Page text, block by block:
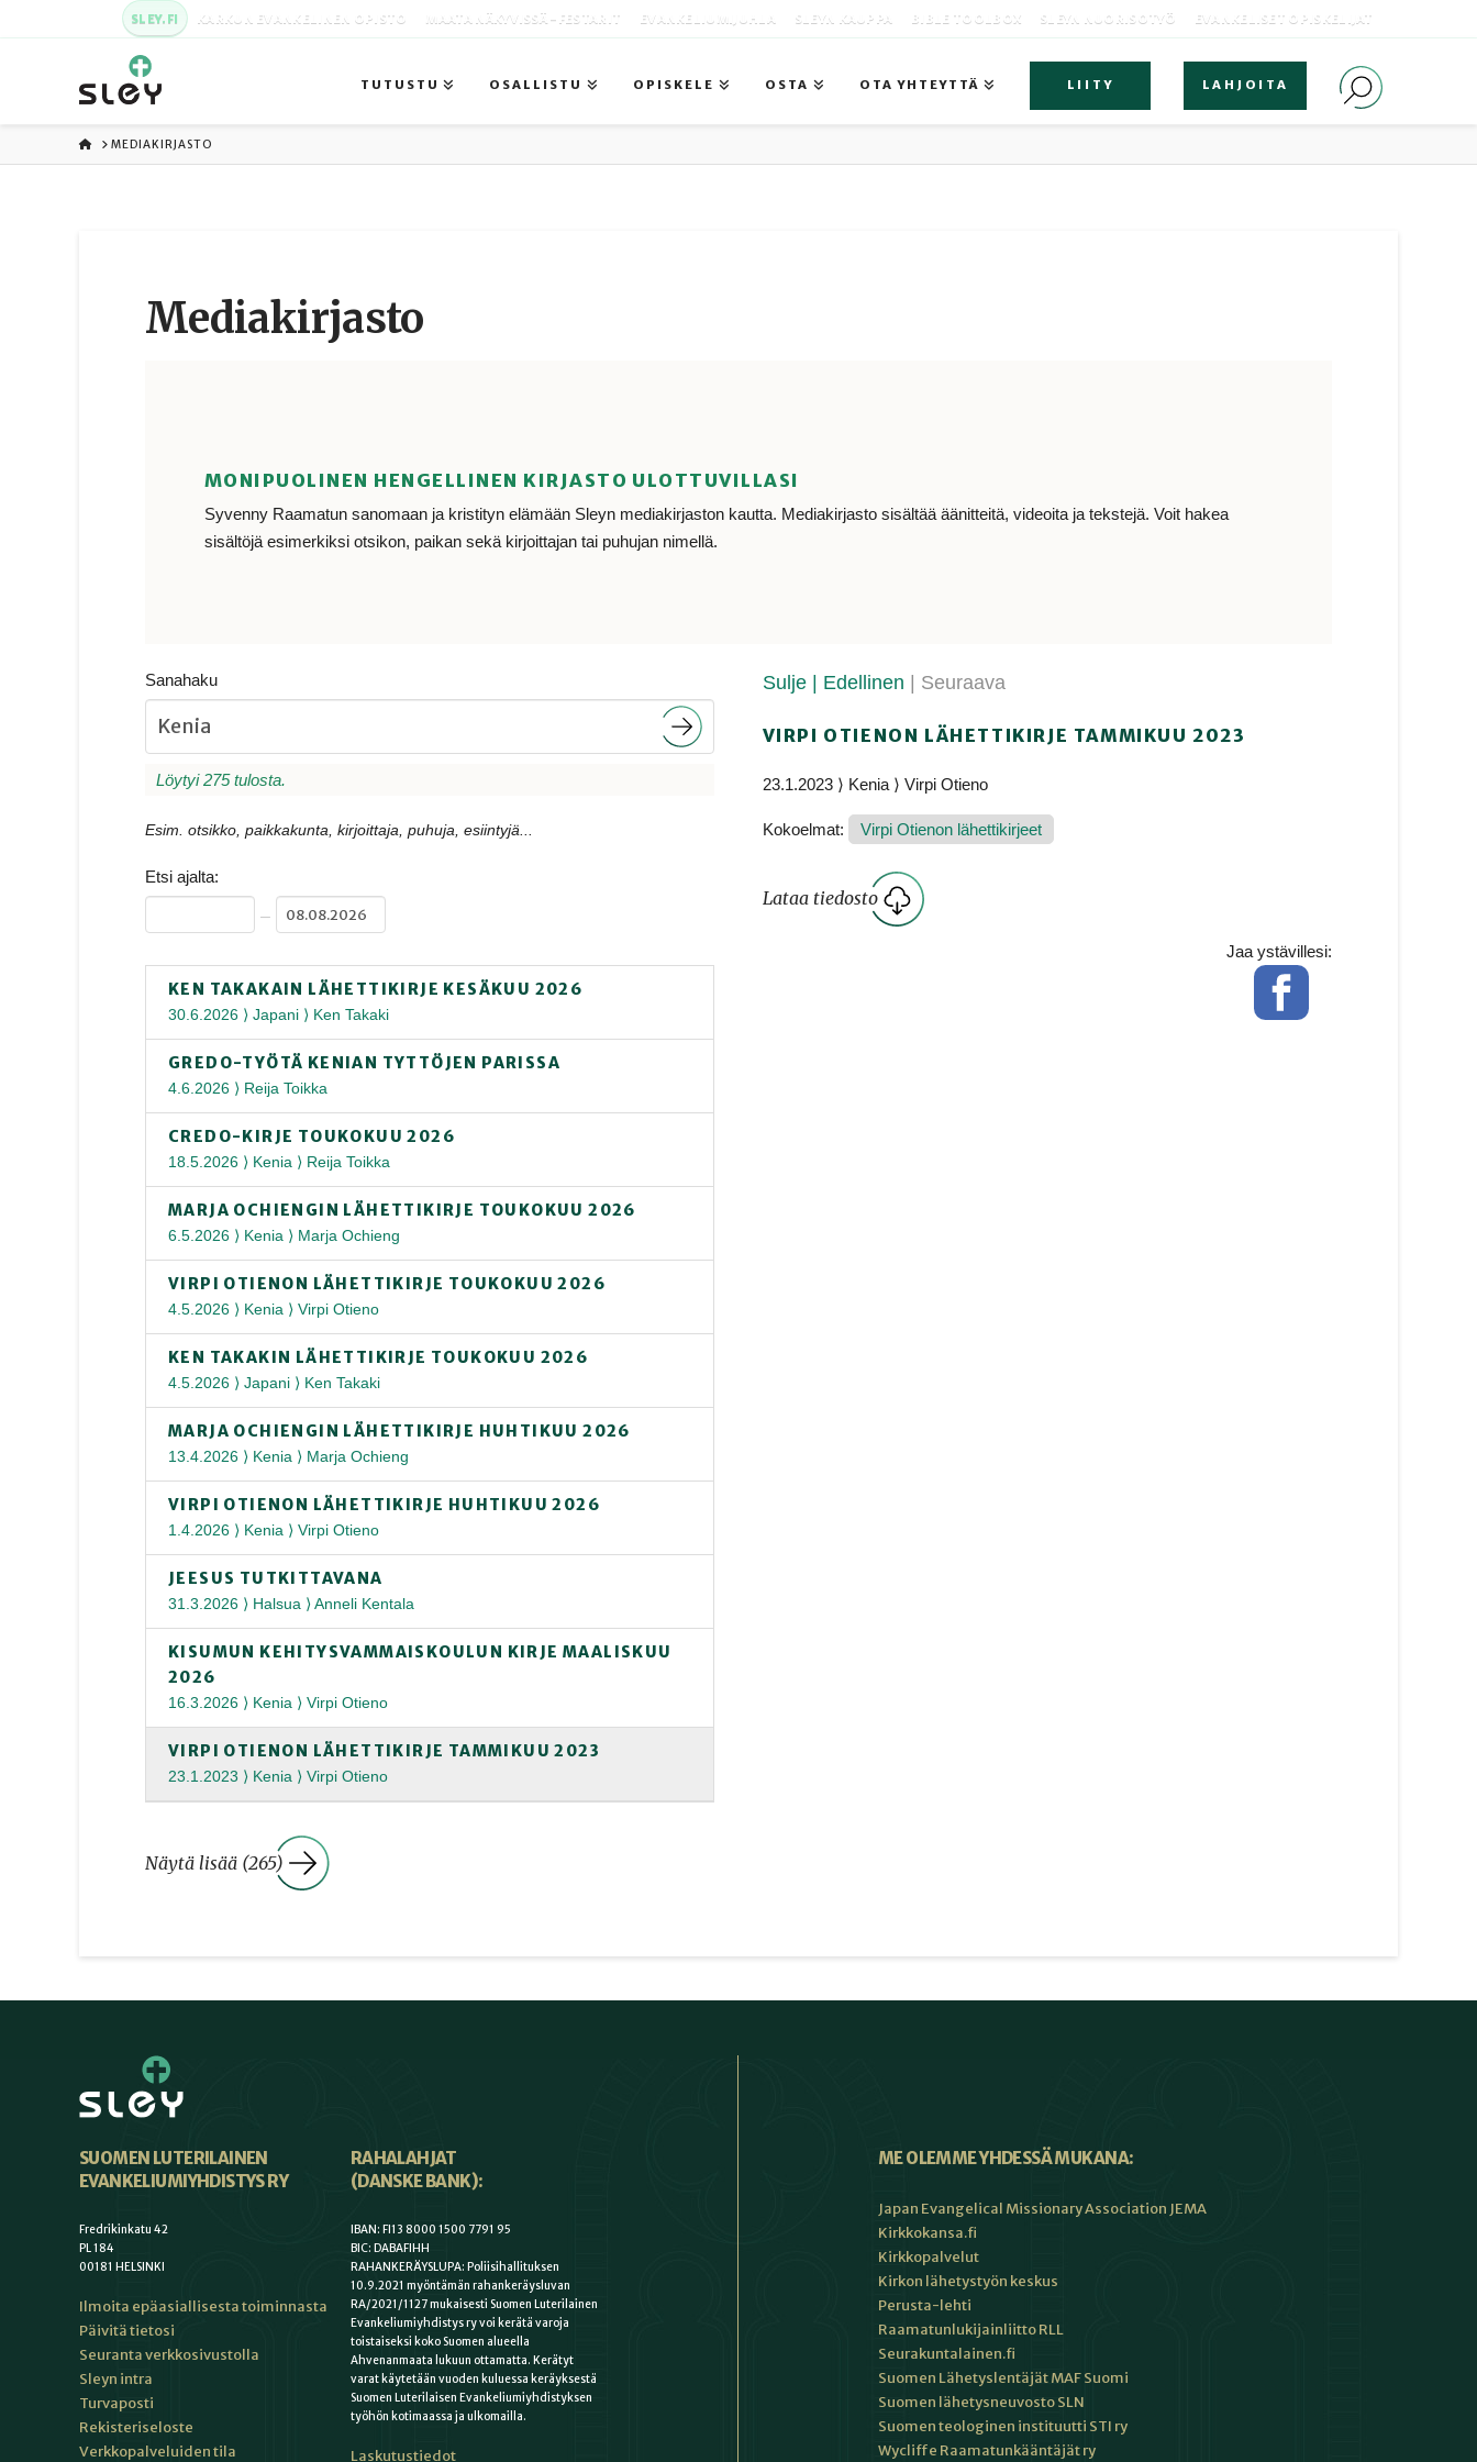
SLEY.FI KARKUN EVANKELINEN OPISTO MAATA NÄKYVISSÄ -FESTARIT EVANKELIUMIJUHLA SLEYN KAUPPA BIBLE TOOLBOX SLEYN NUORISOTYÖ EVANKELISET OPISKELIJAT
TUTUSTU OSALLISTU OPISKELE OSTA OTA YHTEYTTÄ LIITY LAHJOITA
ETUSIVU
MEDIAKIRJASTO
Media­kirjasto
MONIPUOLINEN HENGELLINEN KIRJASTO ULOTTUVILLASI
Syvenny Raamatun sanomaan ja kristityn elämään Sleyn mediakirjaston kautta. Mediakirjasto sisältää äänitteitä, videoita ja tekstejä. Voit hakea
sisältöjä esimerkiksi otsikon, paikan sekä kirjoittajan tai puhujan nimellä.
Sanahaku
Löytyi 275 tulosta.
Esim. otsikko, paikkakunta, kirjoittaja, puhuja, esiintyjä...
Etsi ajalta:
–
KEN TAKAKAIN LÄHETTIKIRJE KESÄKUU 2026
30.6.2026 ⟩ Japani ⟩ Ken Takaki
GREDO-TYÖTÄ KENIAN TYTTÖJEN PARISSA
4.6.2026 ⟩ Reija Toikka
CREDO-KIRJE TOUKOKUU 2026
18.5.2026 ⟩ Kenia ⟩ Reija Toikka
MARJA OCHIENGIN LÄHETTIKIRJE TOUKOKUU 2026
6.5.2026 ⟩ Kenia ⟩ Marja Ochieng
VIRPI OTIENON LÄHETTIKIRJE TOUKOKUU 2026
4.5.2026 ⟩ Kenia ⟩ Virpi Otieno
KEN TAKAKIN LÄHETTIKIRJE TOUKOKUU 2026
4.5.2026 ⟩ Japani ⟩ Ken Takaki
MARJA OCHIENGIN LÄHETTIKIRJE HUHTIKUU 2026
13.4.2026 ⟩ Kenia ⟩ Marja Ochieng
VIRPI OTIENON LÄHETTIKIRJE HUHTIKUU 2026
1.4.2026 ⟩ Kenia ⟩ Virpi Otieno
JEESUS TUTKITTAVANA
31.3.2026 ⟩ Halsua ⟩ Anneli Kentala
KISUMUN KEHITYSVAMMAISKOULUN KIRJE MAALISKUU
2026
16.3.2026 ⟩ Kenia ⟩ Virpi Otieno
VIRPI OTIENON LÄHETTIKIRJE TAMMIKUU 2023
23.1.2023 ⟩ Kenia ⟩ Virpi Otieno
Näytä lisää (265)
Sulje | Edellinen | Seuraava
VIRPI OTIENON LÄHETTIKIRJE TAMMIKUU 2023
23.1.2023 ⟩ Kenia ⟩ Virpi Otieno
Kokoelmat: Virpi Otienon lähettikirjeet
Lataa tiedosto
Jaa ystävillesi:
Facebook
SUOMEN LUTERILAINEN
EVANKELIUMIYHDISTYS RY
Fredrikinkatu 42
PL 184
00181 HELSINKI
Ilmoita epäasiallisesta toiminnasta
Päivitä tietosi
Seuranta verkkosivustolla
Sleyn intra
Turvaposti
Rekisteriseloste
Verkkopalveluiden tila
RAHALAHJAT
(DANSKE BANK):
IBAN: FI13 8000 1500 7791 95
BIC: DABAFIHH
RAHANKERÄYSLUPA: Poliisihallituksen
10.9.2021 myöntämän rahankeräysluvan
RA/2021/1127 mukaisesti Suomen Luterilainen
Evankeliumiyhdistys ry voi kerätä varoja
toistaiseksi koko Suomen alueella
Ahvenanmaata lukuun ottamatta. Kerätyt
varat käytetään vuoden kuluessa keräyksestä
Suomen Luterilaisen Evankeliumiyhdistyksen
työhön kotimaassa ja ulkomailla.
Laskutustiedot
ME OLEMME YHDESSÄ MUKANA:
Japan Evangelical Missionary Association JEMA
Kirkkokansa.fi
Kirkkopalvelut
Kirkon lähetystyön keskus
Perusta-lehti
Raamatunlukijainliitto RLL
Seurakuntalainen.fi
Suomen Lähetyslentäjät MAF Suomi
Suomen lähetysneuvosto SLN
Suomen teologinen instituutti STI ry
Wycliffe Raamatunkääntäjät ry